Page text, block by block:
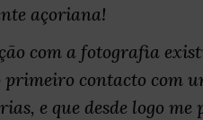
açoriana!
com a fotografia
primeiro contacto com
e que desde logo